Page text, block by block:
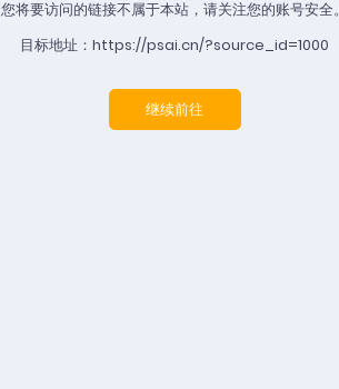
您将要访问的链接不属于本站，请关注您的账号安全。
目标地址：https://psai.cn/?source_id=1000
继续前往